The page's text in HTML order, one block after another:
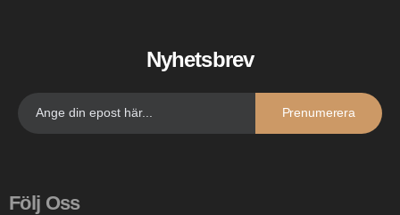
Nyhetsbrev
Prenumerera
Följ Oss